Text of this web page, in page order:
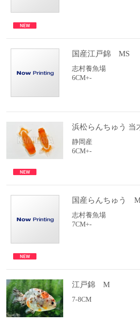
国産江戸錦 MS
志村養魚場
6CM+-
浜松らんちゅう 当
静岡産
6CM+-
国産らんちゅう
志村養魚場
7CM+-
江戸錦 M
7-8CM